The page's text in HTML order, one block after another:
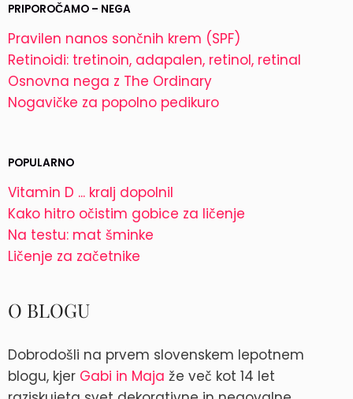
PRIPOROČAMO – NEGA
Pravilen nanos sončnih krem (SPF)
Retinoidi: tretinoin, adapalen, retinol, retinal
Osnovna nega z The Ordinary
Nogavičke za popolno pedikuro
POPULARNO
Vitamin D ... kralj dopolnil
Kako hitro očistim gobice za ličenje
Na testu: mat šminke
Ličenje za začetnike
O BLOGU
Dobrodošli na prvem slovenskem lepotnem
blogu, kjer Gabi in Maja že več kot 14 let